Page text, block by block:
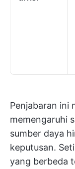
Penjabaran ini
memengaruhi
sumber daya
keputusan.
yang berbeda